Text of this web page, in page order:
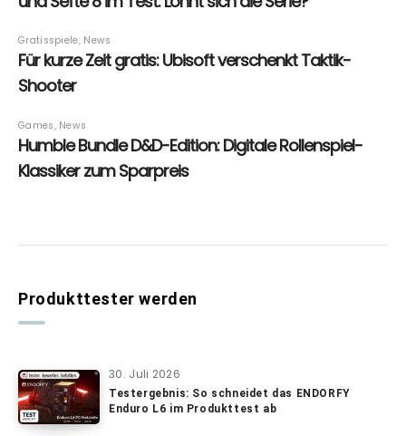
Produkttester werden
30. Juli 2026
Testergebnis: So schneidet das ENDORFY
Enduro L6 im Produkttest ab